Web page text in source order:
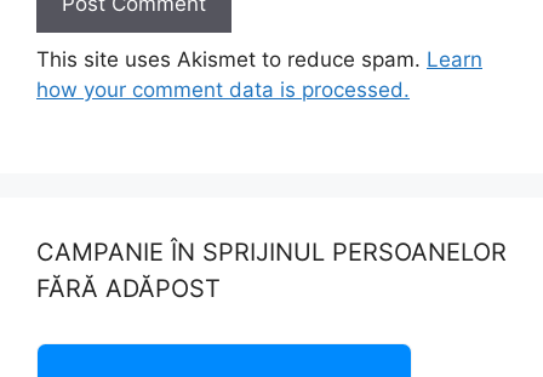
This site uses Akismet to reduce spam. Learn
how your comment data is processed.
CAMPANIE ÎN SPRIJINUL PERSOANELOR
FĂRĂ ADĂPOST